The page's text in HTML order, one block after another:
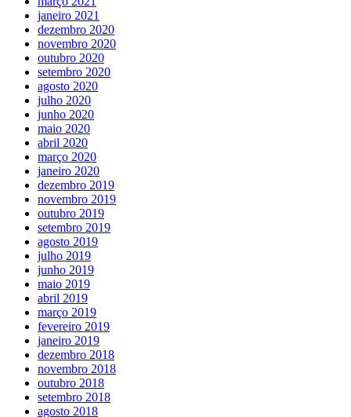
janeiro 2021
dezembro 2020
novembro 2020
outubro 2020
setembro 2020
agosto 2020
julho 2020
junho 2020
maio 2020
abril 2020
março 2020
janeiro 2020
dezembro 2019
novembro 2019
outubro 2019
setembro 2019
agosto 2019
julho 2019
junho 2019
maio 2019
abril 2019
março 2019
fevereiro 2019
janeiro 2019
dezembro 2018
novembro 2018
outubro 2018
setembro 2018
agosto 2018